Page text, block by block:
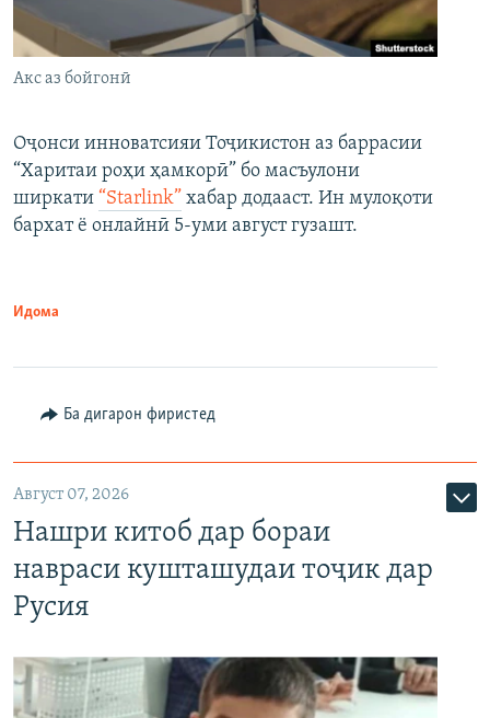
Акс аз бойгонӣ
Оҷонси инноватсияи Тоҷикистон аз баррасии
“Харитаи роҳи ҳамкорӣ” бо масъулони
ширкати “Starlink” хабар додааст. Ин мулоқоти
бархат ё онлайнӣ 5-уми август гузашт.
Идома
Ба дигарон фиристед
Август 07, 2026
Нашри китоб дар бораи
навраси кушташудаи тоҷик дар
Русия